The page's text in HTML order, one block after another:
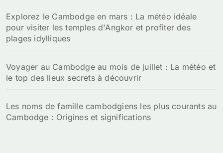
Explorez le Cambodge en mars : La météo idéale
pour visiter les temples d'Angkor et profiter des
plages idylliques
Voyager au Cambodge au mois de juillet : La météo et
le top des lieux secrets à découvrir
Les noms de famille cambodgiens les plus courants au
Cambodge : Origines et significations